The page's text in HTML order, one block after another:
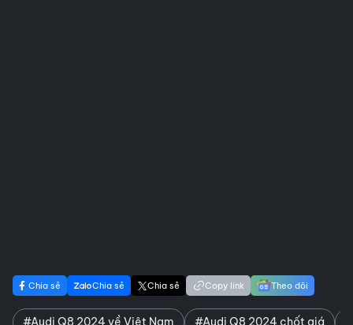
Chia sẻ Chia sẻ Chia sẻ Copy link Theo dõi
#Audi Q8 2024 về Việt Nam #Audi Q8 2024 chốt giá